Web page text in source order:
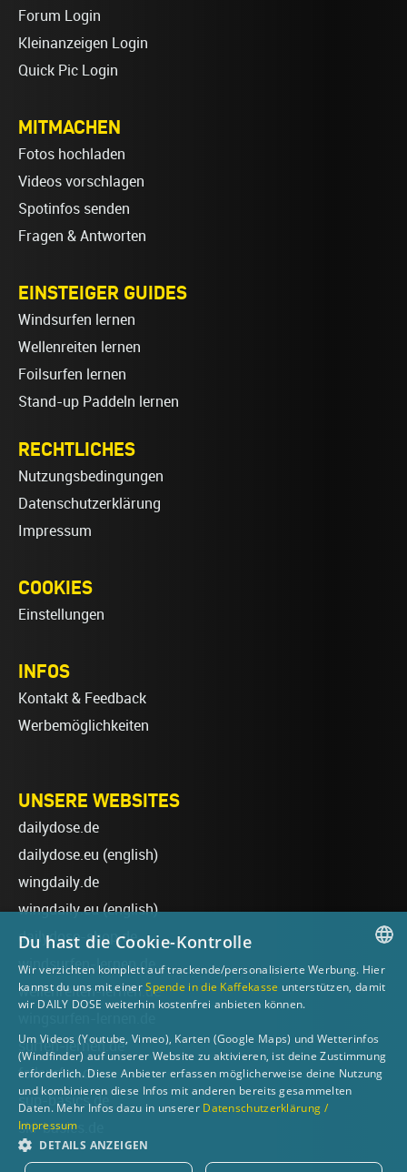
Forum Login
Kleinanzeigen Login
Quick Pic Login
MITMACHEN
Fotos hochladen
Videos vorschlagen
Spotinfos senden
Fragen & Antworten
EINSTEIGER GUIDES
Windsurfen lernen
Wellenreiten lernen
Foilsurfen lernen
Stand-up Paddeln lernen
RECHTLICHES
Nutzungsbedingungen
Datenschutzerklärung
Impressum
COOKIES
Einstellungen
INFOS
Kontakt & Feedback
Werbemöglichkeiten
UNSERE WEBSITES
dailydose.de
dailydose.eu (english)
wingdaily.de
wingdaily.eu(english)
dailydose-shop.de
windsurfen-lernen.de
wellenreiten-lernen.de
surfen-lernen.de
foilsurfen.de
sup-basics.de
ski-basics.de
GERMAN
Du hast die Cookie-Kontrolle
Wir verzichten komplett auf trackende/personalisierte Werbung. Hier
kannst du uns mit einerSpende in die Kaffekasse unterstützen, damit
wir DAILY DOSE weiterhin kostenfrei anbieten können.
Um Videos (Youtube, Vimeo), Karten (Google Maps) und Wetterinfos
(Windfinder) auf unserer Website zu aktivieren, ist deine Zustimmung
erforderlich. Diese Anbieter erfassen möglicherweise deine Nutzung
und kombinieren diese Infos mit anderen bereits gesammelten
Daten. Mehr Infos dazu in unserer Datenschutzerklärung /
Impressum
DETAILS ANZEIGEN